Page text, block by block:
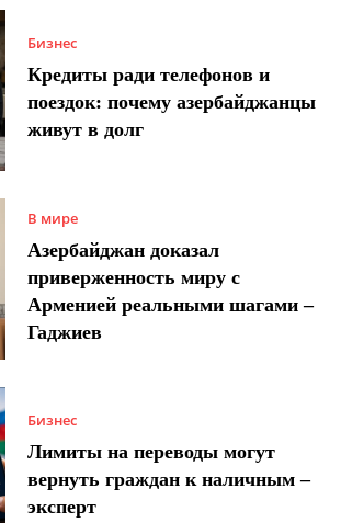
Бизнес
Кредиты ради телефонов и
поездок: почему азербайджанцы
живут в долг
В мире
Азербайджан доказал
приверженность миру с
Арменией реальными шагами –
Гаджиев
Бизнес
Лимиты на переводы могут
вернуть граждан к наличным –
эксперт